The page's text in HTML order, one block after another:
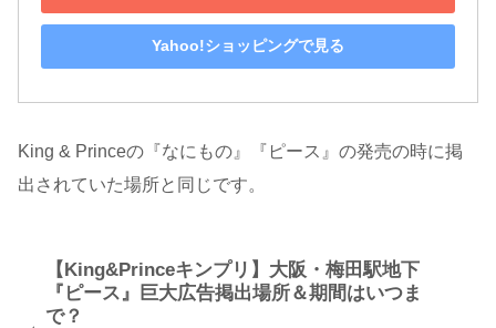
Yahoo!ショッピングで見る
King & Princeの『なにもの』『ピース』の発売の時に掲
出されていた場所と同じです。
【King&Princeキンプリ】大阪・梅田駅地下
『ピース』巨大広告掲出場所＆期間はいつま
で？